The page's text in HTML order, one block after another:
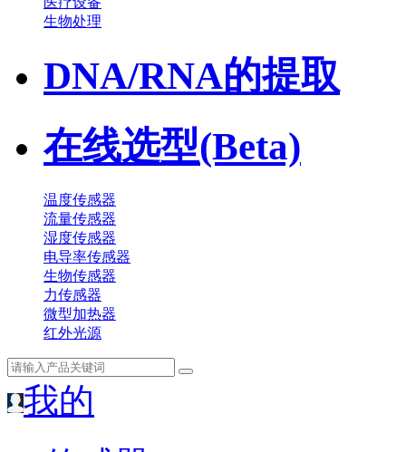
生物处理
DNA/RNA的提取
在线选型(Beta)
温度传感器
流量传感器
湿度传感器
电导率传感器
生物传感器
力传感器
微型加热器
红外光源
我的